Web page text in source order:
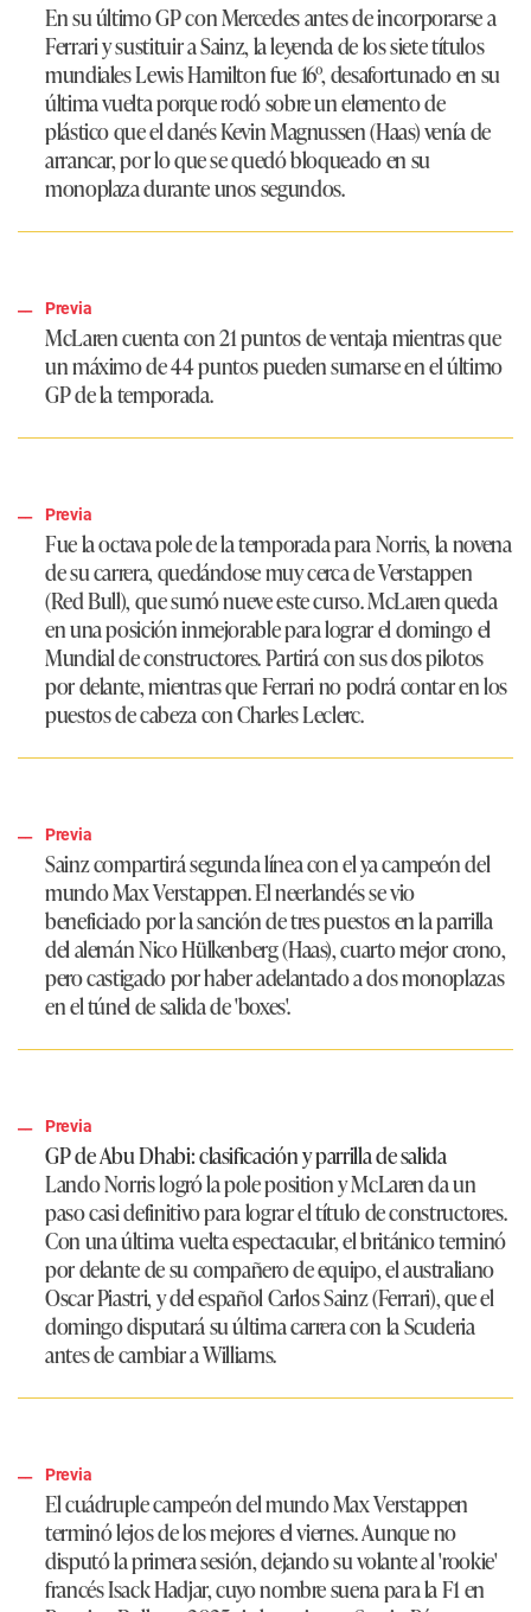
En su último GP con Mercedes antes de incorporarse a
Ferrari y sustituir a Sainz, la leyenda de los siete títulos
mundiales Lewis Hamilton fue 16º, desafortunado en su
última vuelta porque rodó sobre un elemento de
plástico que el danés Kevin Magnussen (Haas) venía de
arrancar, por lo que se quedó bloqueado en su
monoplaza durante unos segundos.
Previa
McLaren cuenta con 21 puntos de ventaja mientras que
un máximo de 44 puntos pueden sumarse en el último
GP de la temporada.
Previa
Fue la octava pole de la temporada para Norris, la novena
de su carrera, quedándose muy cerca de Verstappen
(Red Bull), que sumó nueve este curso. McLaren queda
en una posición inmejorable para lograr el domingo el
Mundial de constructores. Partirá con sus dos pilotos
por delante, mientras que Ferrari no podrá contar en los
puestos de cabeza con Charles Leclerc.
Previa
Sainz compartirá segunda línea con el ya campeón del
mundo Max Verstappen. El neerlandés se vio
beneficiado por la sanción de tres puestos en la parrilla
del alemán Nico Hülkenberg (Haas), cuarto mejor crono,
pero castigado por haber adelantado a dos monoplazas
en el túnel de salida de 'boxes'.
Previa
GP de Abu Dhabi: clasificación y parrilla de salida
Lando Norris logró la pole position y McLaren da un
paso casi definitivo para lograr el título de constructores.
Con una última vuelta espectacular, el británico terminó
por delante de su compañero de equipo, el australiano
Oscar Piastri, y del español Carlos Sainz (Ferrari), que el
domingo disputará su última carrera con la Scuderia
antes de cambiar a Williams.
Previa
El cuádruple campeón del mundo Max Verstappen
terminó lejos de los mejores el viernes. Aunque no
disputó la primera sesión, dejando su volante al 'rookie'
francés Isack Hadjar, cuyo nombre suena para la F1 en